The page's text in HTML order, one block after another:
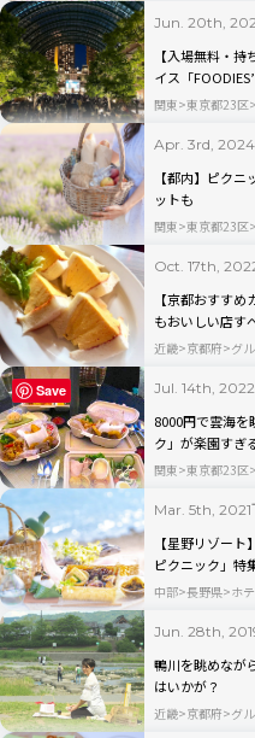
Jun. 20th,
【入場無料・
イス「
関東 東京都23区
Apr. 3rd, 2024
【都内】ピク
ットも
関東 東京都23区
Oct. 17th,
【京都おすす
もおいしい店す
近畿 京都府 グ
Jul. 14th, 2022
8000円で雲海を
ク」が楽園すぎ
関東 東京都23区
Mar. 5th, 2021
【星野リゾー
ピクニック」特
中部 長野県 ホ
Jun. 28th,
鴨川を眺めなが
はいかが？
近畿 京都府 グ
Save